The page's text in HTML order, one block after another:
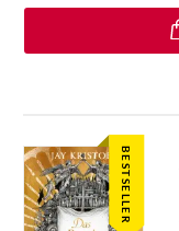
BESTSELLER